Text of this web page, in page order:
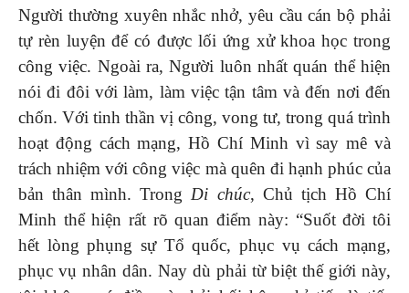
Người thường xuyên nhắc nhở, yêu cầu cán bộ phải
tự rèn luyện để có được lối ứng xử khoa học trong
công việc. Ngoài ra, Người luôn nhất quán thể hiện
nói đi đôi với làm, làm việc tận tâm và đến nơi đến
chốn. Với tinh thần vị công, vong tư, trong quá trình
hoạt động cách mạng, Hồ Chí Minh vì say mê và
trách nhiệm với công việc mà quên đi hạnh phúc của
bản thân mình. Trong Di chúc, Chủ tịch Hồ Chí
Minh thể hiện rất rõ quan điểm này: “Suốt đời tôi
hết lòng phụng sự Tổ quốc, phục vụ cách mạng,
phục vụ nhân dân. Nay dù phải từ biệt thế giới này,